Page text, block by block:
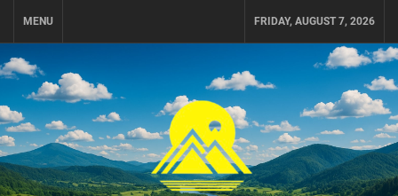
MENU FRIDAY, AUGUST 7, 2026